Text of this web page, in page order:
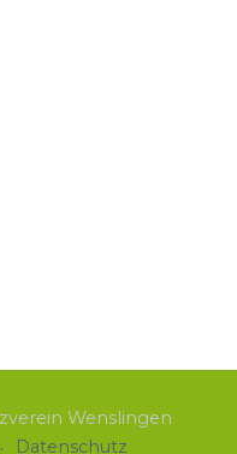
Wenslingen
Datenschutz